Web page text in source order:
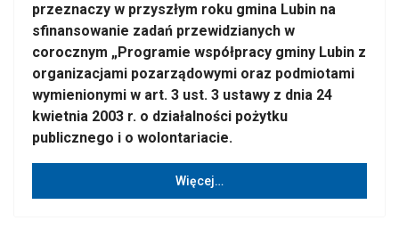
przeznaczy w przyszłym roku gmina Lubin na
sfinansowanie zadań przewidzianych w
corocznym „Programie współpracy gminy Lubin z
organizacjami pozarządowymi oraz podmiotami
wymienionymi w art. 3 ust. 3 ustawy z dnia 24
kwietnia 2003 r. o działalności pożytku
publicznego i o wolontariacie.
Więcej…